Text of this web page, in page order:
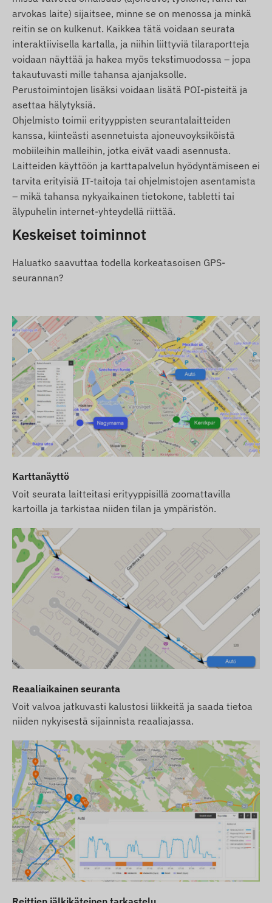
Toiminta-alue
Laite on yhteensopiva seuraavilla alueilla
toimivien GSM-verkkojen kanssa:
2G: Maailma
Osto-optiot
Jos ostat vain laitteen (ilman
ohjelmistotilausta), se toimitetaan
tehdasasetuksilla. SIM-kortin, sen asetusten ja
kortin hallinnan (lataus, vuotuinen tietojen
tarkistus) hoitaminen on sinun vastuullasi.
Jos ostat laitteen lisäksi ohjelmistotilauksen,
mutta et SIM-korttia, laite toimitetaan
ohjelmistoomme rekisteröitynä ja
toimintavalmiina. SIM-kortin hankinta, asennus
ja hallinta on kuitenkin edelleen sinun
SIM-kortin meiltä, laite ja SIM-kortti toimitetaan
yhteistyössä ohjelmiston kanssa ja kortin
jatkuvasta ylläpidosta huolehdimme me –
sinulla ei ole tästä lisätehtäviä.
Ohjelmistotilauksen yhteydessä, jos haluat
käyttää ohjelmistomme SMS-hälytyspalvelua
sähköposti-ilmoitusten lisäksi, osta myös SMS-
krediittikortti, jonka löydät verkkokaupastamme,
laitteen oheistuotteiden joukosta.
Verkkoteknologia ja tulevaisuudenkestävyys (2G
vs 4G):Tämä laite käyttää perinteistä2G (GSM)
verkkoa. Tarkista ennen ostopäätöstä, onko 2G-
käyttöalueella ja palveluntarjoajallasi. Joissakin
maissa (esim. Sveitsi) ja tietyillä operaattoreilla
2G-teknologian alasajo on jo käynnissä.
Vinkkimme:
Jos etsit pitkäaikaista ja varmaa
ratkaisua kansainväliseen käyttöön,
suosittelemme valitsemaan modernit4G (LTE)
laitteemme, jotka tarjoavat laajemman
kattavuuden ja nopeamman tiedonsiirron.
Pyrimme varmistamaan verkkosivustolla
ja tarkkuuden. Huomioithan kuitenkin, että
valmistaja pidättää oikeuden muuttaa tuotetietoja
tai pakkausta ilman ennakkoilmoitusta. Tästä
syystä tuotteiden todellinen ulkonäkö voi poiketa
hieman kuvissa esitetystä. Pidätämme oikeuden
valmistajan tekemiin muutoksiin mahdollisten
poikkeamien osalta.
arvokas laite) sijaitsee, minne se on menossa ja minkä
reitin se on kulkenut. Kaikkea tätä voidaan seurata
interaktiivisella kartalla, ja niihin liittyviä tilaraportteja
voidaan näyttää ja hakea myös tekstimuodossa – jopa
takautuvasti mille tahansa ajanjaksolle.
Perustoimintojen lisäksi voidaan lisätä POI-pisteitä ja
asettaa hälytyksiä.
Ohjelmisto toimii erityyppisten seurantalaitteiden
kanssa, kiinteästi asennetuista ajoneuvoyksiköistä
mobiileihin malleihin, jotka eivät vaadi asennusta.
Laitteiden käyttöön ja karttapalvelun hyödyntämiseen ei
tarvita erityisiä IT-taitoja tai ohjelmistojen asentamista
– mikä tahansa nykyaikainen tietokone, tabletti tai
älypuhelin internet-yhteydellä riittää.
Keskeiset toiminnot
Haluatko saavuttaa todella korkeatasoisen GPS-
seurannan?
Karttanäyttö
Voit seurata laitteitasi erityyppisillä zoomattavilla
kartoilla ja tarkistaa niiden tilan ja ympäristön.
Reaaliaikainen seuranta
Voit valvoa jatkuvasti kalustosi liikkeitä ja saada tietoa
niiden nykyisestä sijainnista reaaliajassa.